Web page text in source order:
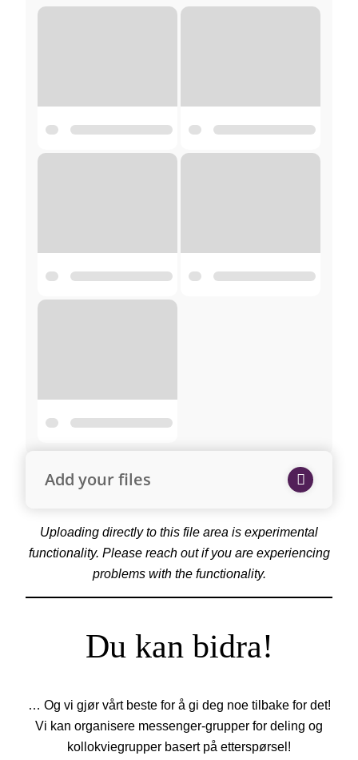
Add your files
Uploading directly to this file area is experimental
functionality. Please reach out if you are experiencing
problems with the functionality.
Du kan bidra!
… Og vi gjør vårt beste for å gi deg noe tilbake for det!
Vi kan organisere messenger-grupper for deling og
kollokviegrupper basert på etterspørsel!